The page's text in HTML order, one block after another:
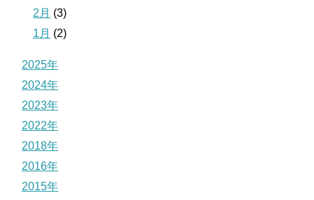
2月 (3)
1月 (2)
2025年
2024年
2023年
2022年
2018年
2016年
2015年